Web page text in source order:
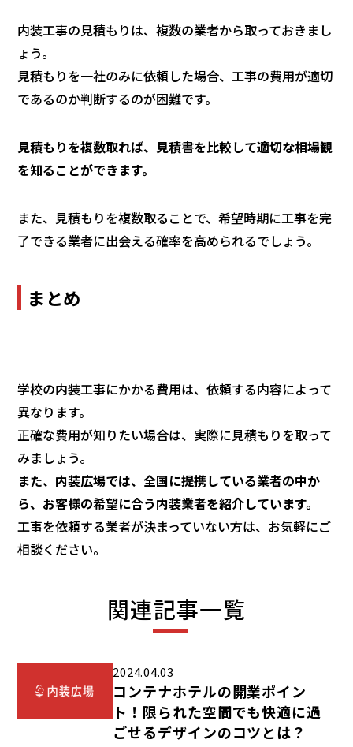
内装工事の見積もりは、複数の業者から取っておきまし
ょう。
見積もりを一社のみに依頼した場合、工事の費用が適切
であるのか判断するのが困難です。
見積もりを複数取れば、見積書を比較して適切な相場観
を知ることができます。
また、見積もりを複数取ることで、希望時期に工事を完
了できる業者に出会える確率を高められるでしょう。
まとめ
学校の内装工事にかかる費用は、依頼する内容によって
異なります。
正確な費用が知りたい場合は、実際に見積もりを取って
みましょう。
また、内装広場では、全国に提携している業者の中か
ら、お客様の希望に合う内装業者を紹介しています。
工事を依頼する業者が決まっていない方は、お気軽にご
相談ください。
関連記事一覧
2024.04.03
コンテナホテルの開業ポイン
ト！限られた空間でも快適に過
ごせるデザインのコツとは？